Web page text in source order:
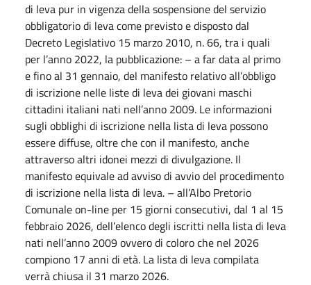
di leva pur in vigenza della sospensione del servizio
obbligatorio di leva come previsto e disposto dal
Decreto Legislativo 15 marzo 2010, n. 66, tra i quali
per l’anno 2022, la pubblicazione: – a far data al primo
e fino al 31 gennaio, del manifesto relativo all’obbligo
di iscrizione nelle liste di leva dei giovani maschi
cittadini italiani nati nell’anno 2009. Le informazioni
sugli obblighi di iscrizione nella lista di leva possono
essere diffuse, oltre che con il manifesto, anche
attraverso altri idonei mezzi di divulgazione. Il
manifesto equivale ad avviso di avvio del procedimento
di iscrizione nella lista di leva. – all’Albo Pretorio
Comunale on-line per 15 giorni consecutivi, dal 1 al 15
febbraio 2026, dell’elenco degli iscritti nella lista di leva
nati nell’anno 2009 ovvero di coloro che nel 2026
compiono 17 anni di età. La lista di leva compilata
verrà chiusa il 31 marzo 2026.